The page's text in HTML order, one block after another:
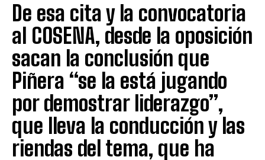
De esa cita y la convocatoria
al COSENA, desde la oposición
sacan la conclusión que
Piñera “se la está jugando
por demostrar liderazgo”,
que lleva la conducción y las
riendas del tema, que ha